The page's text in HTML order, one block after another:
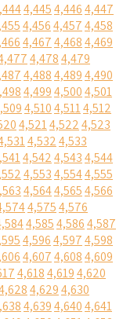
4,4454,4464,447
4,4564,4574,458
4,4674,4684,469
4,4784,479
4,4884,4894,490
4,4994,5004,501
4,5104,5114,512
4,5214,5224,523
4,5324,533
4,5424,5434,544
4,5534,5544,555
4,5644,5654,566
4,5754,576
4,5854,5864,587
4,5964,5974,598
4,6074,6084,609
4,6184,6194,620
4,6294,630
4,6394,6404,641